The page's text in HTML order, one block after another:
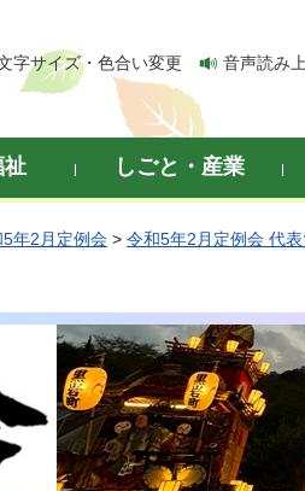
字サイズ・色合い変更 音声読み
祉 しごと・産業
5年2月定例会 > 令和5年2月定例会 代